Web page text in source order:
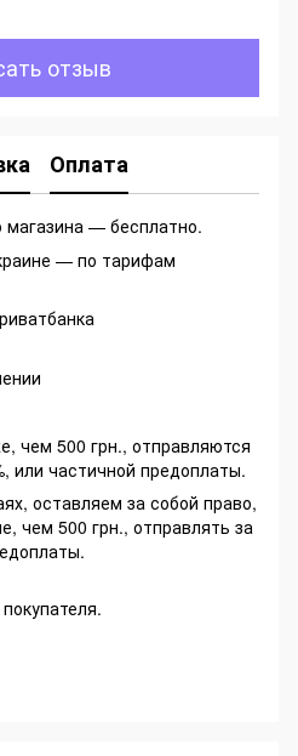
отзыв
Оплата
— бесплатно.
— по тарифам
чем 500 грн., отправляются
или частичной предоплаты.
оставляем за собой право,
чем 500 грн., отправлять за